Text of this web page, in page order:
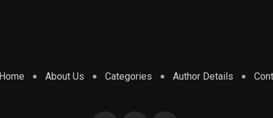
Home About Us Categories Author Details